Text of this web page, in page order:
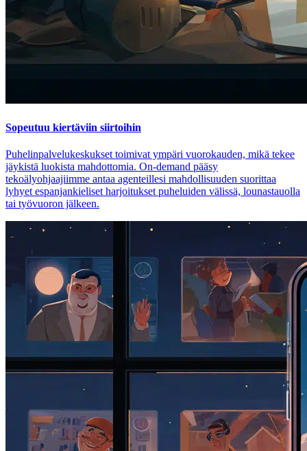
Sopeutuu kiertäviin siirtoihin
Puhelinpalvelukeskukset toimivat ympäri vuorokauden, mikä tekee
jäykistä luokista mahdottomia. On-demand pääsy
tekoälyohjaajiimme antaa agenteillesi mahdollisuuden suorittaa
lyhyet espanjankieliset harjoitukset puheluiden välissä, lounastauolla
tai työvuoron jälkeen.